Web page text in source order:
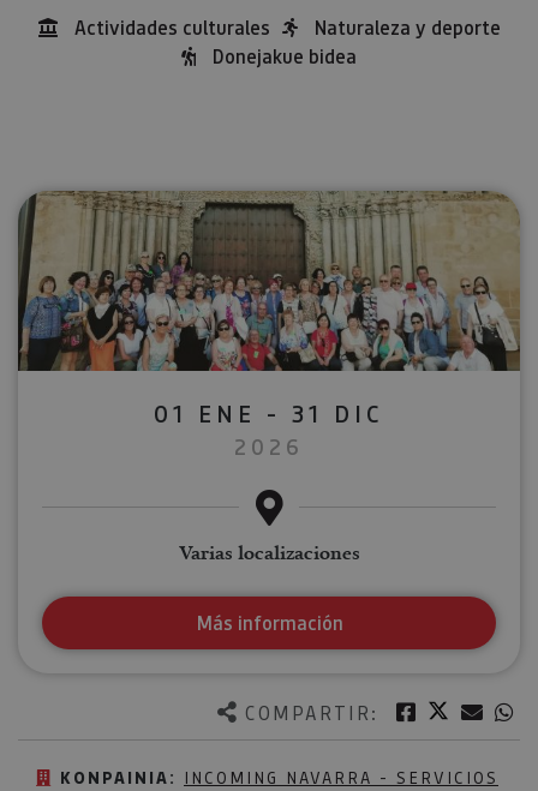
Actividades culturales
Naturaleza y deporte
Donejakue bidea
COMPARTIR: Facebook
Twitter
KONPAINIA:
INCOMING NAVARRA - SERVICIOS
01 ENE - 31 DIC
2026
Varias localizaciones
Más información